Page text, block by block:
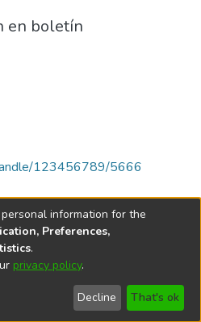
en boletín
123456789/5666
mayo de 2025
de Córdoba
information for the
Preferences,
.
privacy policy.
Decline That's ok